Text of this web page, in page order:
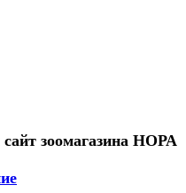
зоомагазина НОРА